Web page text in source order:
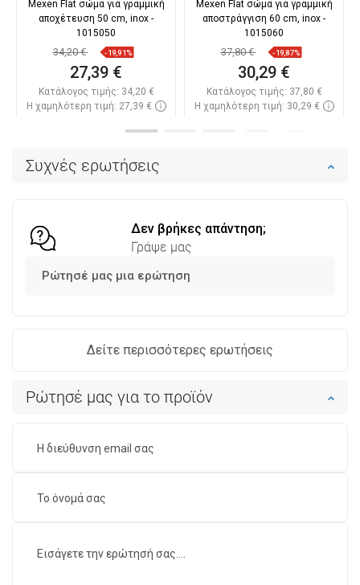
Συχνές ερωτήσεις
Δεν βρήκες απάντηση;
Γράψε μας
Ρώτησέ μας μια ερώτηση
Δείτε περισσότερες ερωτήσεις
Ρώτησέ μας για το προϊόν
Mexen Flat σώμα για γραμμική
αποχέτευση 50 cm, inox -
1015050
34,20 € -19,91%
27,39 €
Κατάλογος τιμής: 34,20 €
Η χαμηλότερη τιμή: 27,39 €
Mexen Flat σώμα για γραμμική
αποστράγγιση 60 cm, inox -
1015060
37,80 € -19,87%
30,29 €
Κατάλογος τιμής: 37,80 €
Η χαμηλότερη τιμή: 30,29 €